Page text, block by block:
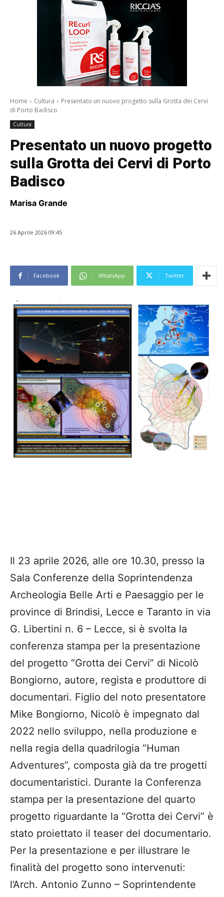
Home Cultura
Presentato un nuovo progetto sulla Grotta dei Cervi
di Porto Badisco
Cultura
Presentato un nuovo progetto
sulla Grotta dei Cervi di Porto
Badisco
Marisa Grande
26 Aprile 2026 09:45
Facebook WhatsApp Twitter
Il 23 aprile 2026, alle ore 10.30, presso la
Sala Conferenze della Soprintendenza
Archeologia Belle Arti e Paesaggio per le
province di Brindisi, Lecce e Taranto in via
G. Libertini n. 6 – Lecce, si è svolta la
conferenza stampa per la presentazione
del progetto “Grotta dei Cervi” di Nicolò
Bongiorno, autore, regista e produttore di
documentari. Figlio del noto presentatore
Mike Bongiorno, Nicolò è impegnato dal
2022 nello sviluppo, nella produzione e
nella regia della quadrilogia “Human
Adventures”, composta già da tre progetti
documentaristici. Durante la Conferenza
stampa per la presentazione del quarto
progetto riguardante la “Grotta dei Cervi” è
stato proiettato il teaser del documentario.
Per la presentazione e per illustrare le
finalità del progetto sono intervenuti:
l’Arch. Antonio Zunno – Soprintendente